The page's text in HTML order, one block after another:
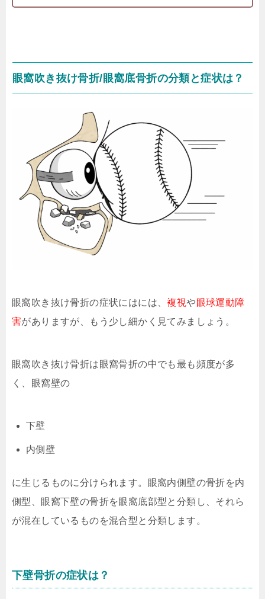
眼窩吹き抜け骨折/眼窩底骨折の分類と症状は？
眼窩吹き抜け骨折の症状にはには、複視や眼球運動障
害がありますが、もう少し細かく見てみましょう。
眼窩吹き抜け骨折は眼窩骨折の中でも最も頻度が多
く、眼窩壁の
下壁
内側壁
に生じるものに分けられます。眼窩内側壁の骨折を内
側型、眼窩下壁の骨折を眼窩底部型と分類し、それら
が混在しているものを混合型と分類します。
下壁骨折の症状は？